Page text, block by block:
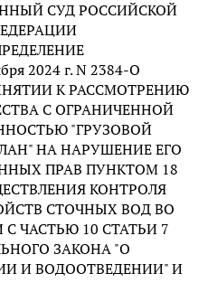
СУД РОССИЙСКОЙ
2024 г. N 2384-О
К РАССМОТРЕНИЮ
С ОГРАНИЧЕННОЙ
"ГРУЗОВОЙ
НА НАРУШЕНИЕ ЕГО
ПРАВ ПУНКТОМ 18
КОНТРОЛЯ
СТОЧНЫХ ВОД ВО
ЧАСТЬЮ 10 СТАТЬИ 7
ЗАКОНА "О
И ВОДООТВЕДЕНИИ" И